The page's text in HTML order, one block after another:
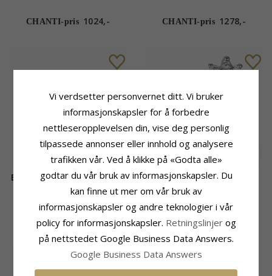
CHANTI-pris 1024,- CHANTI-pris 1278,-
Blå nanoglas rosettørepynt
i rodinert sølv
963,-
Safir rosettørepynt i 14
karat hvitt gull med
diamant og safir
Vi verdsetter personvernet ditt. Vi bruker
informasjonskapsler for å forbedre
nettleseropplevelsen din, vise deg personlig
tilpassede annonser eller innhold og analysere
trafikken vår. Ved å klikke på «Godta alle»
godtar du vår bruk av informasjonskapsler. Du
kan finne ut mer om vår bruk av
informasjonskapsler og andre teknologier i vår
policy for informasjonskapsler. Retningslinjer og
på nettstedet Google Business Data Answers.
Google Business Data Answers